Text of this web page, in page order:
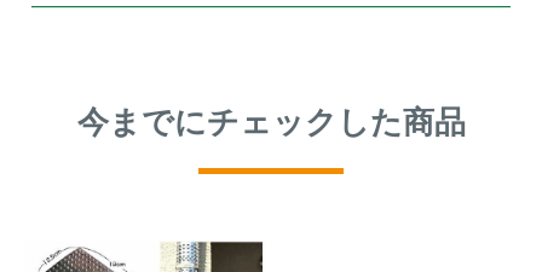
今までにチェックした商品